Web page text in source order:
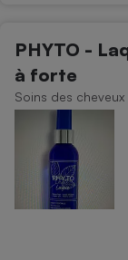
PHYTO -
à forte
Soins des